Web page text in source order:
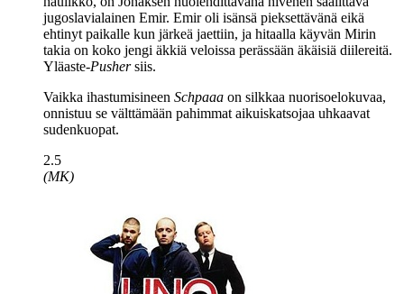
jugoslavialainen Emir. Emir oli isänsä pieksettävänä eikä
ehtinyt paikalle kun järkeä jaettiin, ja hitaalla käyvän Mirin
takia on koko jengi äkkiä veloissa perässään äkäisiä diilereitä.
Yläaste-Pushersiis.
Vaikka ihastumisineen Schpaaa on silkkaa nuorisoelokuvaa,
onnistuu se välttämään pahimmat aikuiskatsojaa uhkaavat
sudenkuopat.
2.5
(MK)